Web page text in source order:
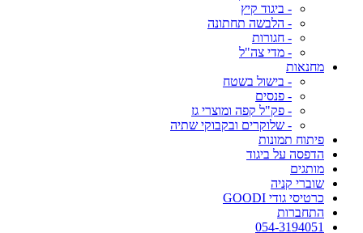
- ביגוד קיץ
- הלבשה תחתונה
- חגורות
- מדי צה"ל
מחנאות
- בישול בשטח
- פנסים
- פק"ל קפה ומוצרי גז
- שלוקרים ובקבוקי שתיה
פיתוח תמונות
הדפסה על ביגוד
מותגים
שוברי קניה
כרטיסי גודי GOODI
התחברות
054-3194051